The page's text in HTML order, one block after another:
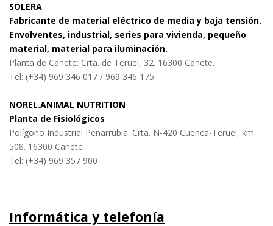
SOLERA
Fabricante de material eléctrico de media y baja tensión.
Envolventes, industrial, series para vivienda, pequeño
material, material para iluminación.
Planta de Cañete: Crta. de Teruel, 32. 16300 Cañete.
Tel: (+34) 969 346 017 / 969 346 175
NOREL.ANIMAL NUTRITION
Planta de Fisiológicos
Polígono Industrial Peñarrubia. Crta. N-420 Cuenca-Teruel, km.
508. 16300 Cañete
Tel: (+34) 969 357 900
Informática y telefonía